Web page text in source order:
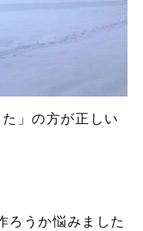
」の方が正しい
ろうか悩みました